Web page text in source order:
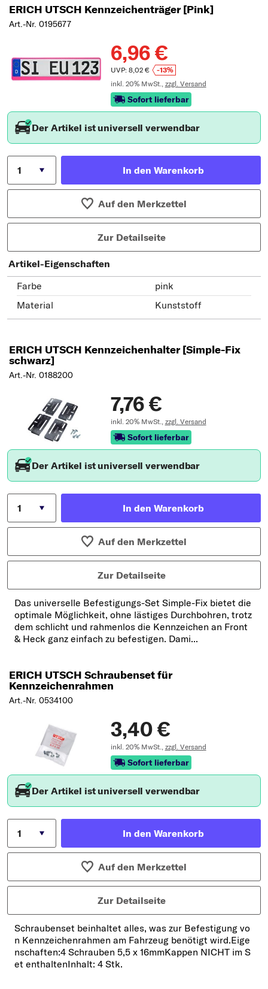
ERICH UTSCH Kennzeichenträger [Pink]
Art.-Nr. 0195677
6,96 €
UVP: 8,02 €
-13%
inkl. 20% MwSt., zzgl. Versand
Sofort lieferbar
Der Artikel ist universell verwendbar
In den Warenkorb
Auf den Merkzettel
Zur Detailseite
Artikel-Eigenschaften
Farbe
pink
Material
Kunststoff
ERICH UTSCH Kennzeichenhalter [Simple-Fix
schwarz]
Art.-Nr. 0188200
7,76 €
inkl. 20% MwSt., zzgl. Versand
Sofort lieferbar
Der Artikel ist universell verwendbar
In den Warenkorb
Auf den Merkzettel
Zur Detailseite
Das universelle Befestigungs-Set Simple-Fix bietet die
optimale Möglichkeit, ohne lästiges Durchbohren, trotz
dem schlicht und rahmenlos die Kennzeichen an Front
& Heck ganz einfach zu befestigen. Dami...
ERICH UTSCH Schraubenset für
Kennzeichenrahmen
Art.-Nr. 0534100
3,40 €
inkl. 20% MwSt., zzgl. Versand
Sofort lieferbar
Der Artikel ist universell verwendbar
In den Warenkorb
Auf den Merkzettel
Zur Detailseite
Schraubenset beinhaltet alles, was zur Befestigung vo
n Kennzeichenrahmen am Fahrzeug benötigt wird.Eige
nschaften:4 Schrauben 5,5 x 16mmKappen NICHT im S
et enthaltenInhalt: 4 Stk.